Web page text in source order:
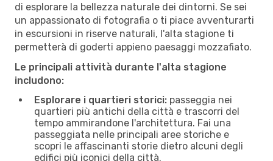
di esplorare la bellezza naturale dei dintorni. Se sei
un appassionato di fotografia o ti piace avventurarti
in escursioni in riserve naturali, l'alta stagione ti
permetterà di goderti appieno paesaggi mozzafiato.
Le principali attività durante l'alta stagione
includono:
Esplorare i quartieri storici: passeggia nei
quartieri più antichi della città e trascorri del
tempo ammirandone l'architettura. Fai una
passeggiata nelle principali aree storiche e
scopri le affascinanti storie dietro alcuni degli
edifici più iconici della città.